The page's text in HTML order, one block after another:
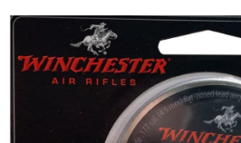
je
0,0
z
5
hvězdiček.